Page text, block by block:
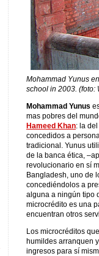
Mohammad Yunus
school in 2003. (foto:
Mohammad Yunus
mas pobres del
Hameed Khan: la del
concedidos a
tradicional. Yunus
de la banca ética,
revolucionario en sí
Bangladesh, uno de
concediéndolos a
alguna a ningún tipo
microcrédito es una
encuentran otros
Los microcréditos
humildes arranquen
ingresos para sí